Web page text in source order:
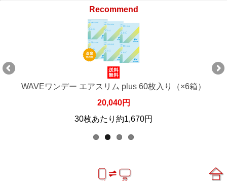
Recommend
WAVEワンデー エアスリム plus 60枚入り（×6箱）
20,040円
30枚あたり約1,670円